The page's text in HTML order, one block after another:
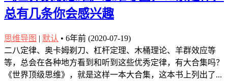
总有几条你会感兴趣
思维导图 | 默认 • 6年前 (2020-07-19)
二八定律、奥卡姆剃刀、杠杆定理、木桶理论、羊群效应等
等，总会在各种地方看到和听到这些优秀定律，有大合集吗？
《世界顶级思维》，就是这样一本大合集，这本书上列出了...